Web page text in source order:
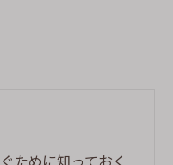
ために知っておく